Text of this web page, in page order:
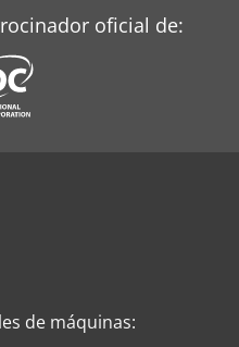
Diversas conexiones
de barra
oficial de:
de máquinas: